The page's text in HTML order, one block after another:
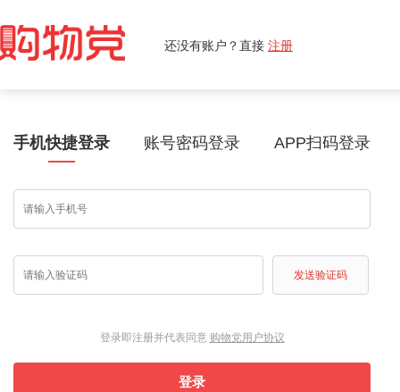
还没有账户？直接 注册
手机快捷登录 账号密码登录 APP扫码登录
发送验证码
登录即注册并代表同意 购物党用户协议
登录